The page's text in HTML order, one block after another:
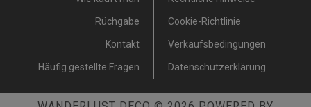
Rüchgabe
Kontakt
Häufig gestellte Fragen
Cookie-Richtlinie
Verkaufsbedingungen
Datenschutzerklärung